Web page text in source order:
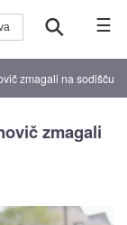
☰
zmagali na sodišču
zmagali